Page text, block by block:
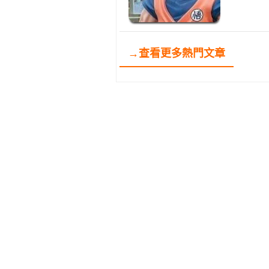
→查看更多熱門文章